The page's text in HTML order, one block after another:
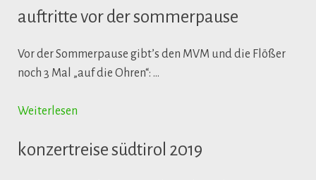
auftritte vor der sommerpause
Vor der Sommerpause gibt’s den MVM und die Flößer
noch 3 Mal „auf die Ohren“: …
Weiterlesen
konzertreise südtirol 2019